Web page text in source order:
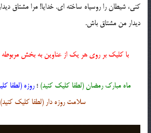
کنی، شیطان را روسیاه ساخته ای. خدایا! مرا مشتاق
دیدار من مشتاق باش.
با کلیک بر روی هر یک از عناوین به بخش مربوطه
ماه مبارک رمضان (لطفا کلیک کنید)؛روزه (لطفا
سلامت روزه دار (لطفا کلیک کنید)